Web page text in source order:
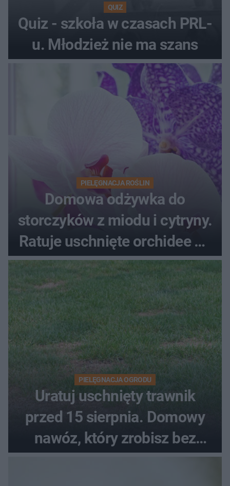
QUIZ
Quiz - szkoła w czasach PRL-
u. Młodzież nie ma szans
PIELĘGNACJA ROŚLIN
Domowa odżywka do
storczyków z miodu i cytryny.
Ratuje uschnięte orchidee po
upałach
PIELĘGNACJA OGRODU
Uratuj uschnięty trawnik
przed 15 sierpnia. Domowy
nawóz, który zrobisz bez
wydawania pieniędzy